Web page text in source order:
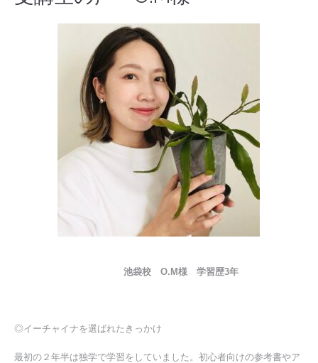
池袋校 O.M様 学習歴3年
◎イーチャイナを選ばれたきっかけ
最初の２年半は独学で学習をしていました。初心者向けの参考書やア